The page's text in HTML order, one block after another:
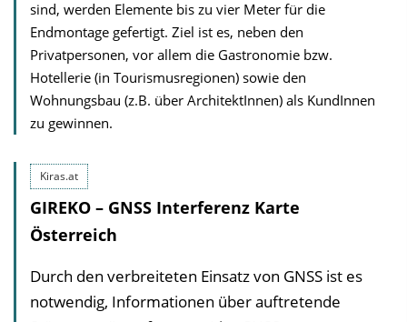
sind, werden Elemente bis zu vier Meter für die
Endmontage gefertigt. Ziel ist es, neben den
Privatpersonen, vor allem die Gastronomie bzw.
Hotellerie (in Tourismusregionen) sowie den
Wohnungsbau (z.B. über ArchitektInnen) als KundInnen
zu gewinnen.
Kiras.at
GIREKO – GNSS Interferenz Karte
Österreich
Durch den verbreiteten Einsatz von GNSS ist es
notwendig, Informationen über auftretende